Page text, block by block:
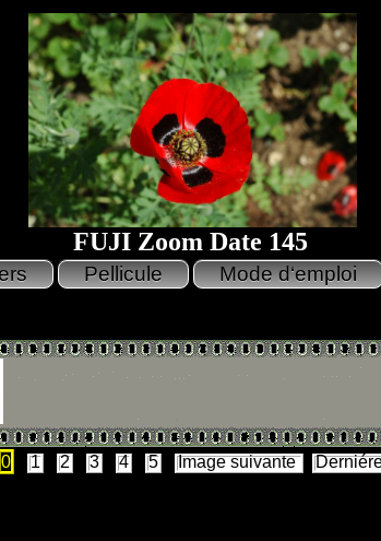
FUJI Zoom Date 145
0 1 2 3 4 5 Image suivante